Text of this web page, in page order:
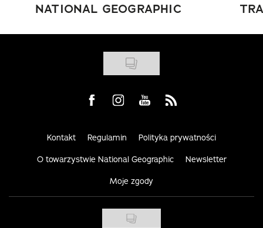
NATIONAL GEOGRAPHIC
Visit us on Facebook
Visit us on Instagram
Visit us on Youtube
Visit us on Rss
Kontakt Regulamin Polityka prywatności
O towarzystwie National Geographic Newsletter
Moje zgody